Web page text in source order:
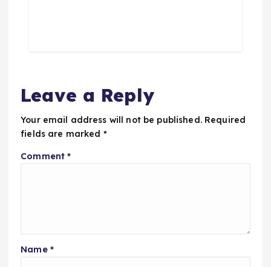
Leave a Reply
Your email address will not be published. Required
fields are marked *
Comment*
Name *